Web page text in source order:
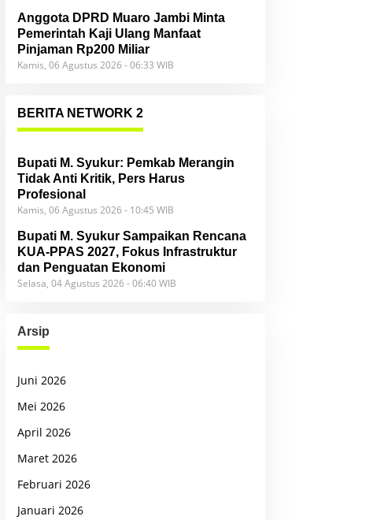
Anggota DPRD Muaro Jambi Minta
Pemerintah Kaji Ulang Manfaat
Pinjaman Rp200 Miliar
Kamis, 06 Agustus 2026 - 06:33 WIB
BERITA NETWORK 2
Bupati M. Syukur: Pemkab Merangin
Tidak Anti Kritik, Pers Harus
Profesional
Kamis, 06 Agustus 2026 - 10:45 WIB
Bupati M. Syukur Sampaikan Rencana
KUA-PPAS 2027, Fokus Infrastruktur
dan Penguatan Ekonomi
Selasa, 04 Agustus 2026 - 06:40 WIB
Arsip
Juni 2026
Mei 2026
April 2026
Maret 2026
Februari 2026
Januari 2026